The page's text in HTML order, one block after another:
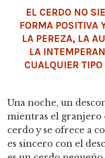
EL CERDO NO
FORMA POSITIVA
LA PEREZA, LA
LA
CUALQUIER
Una noche, un
mientras el granjero
cerdo y se ofrece a
es sincero con el